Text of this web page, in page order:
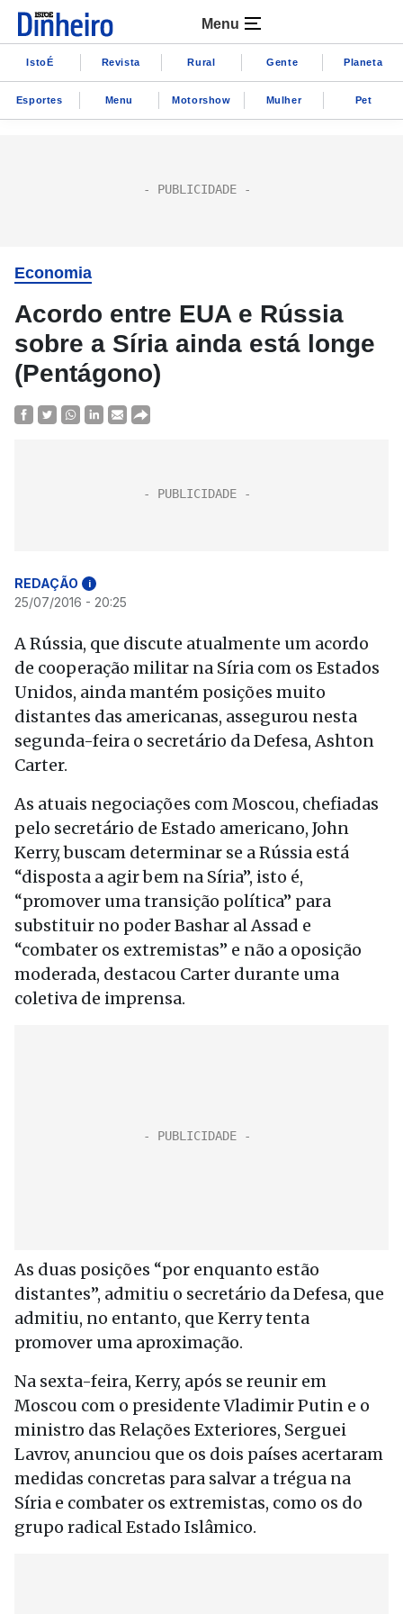
Menu
IstoÉ Revista Rural Gente Planeta
Esportes Menu Motorshow Mulher Pet
Economia
Acordo entre EUA e Rússia
sobre a Síria ainda está longe
(Pentágono)
REDAÇÃO i
25/07/2016 - 20:25
A Rússia, que discute atualmente um acordo
de cooperação militar na Síria com os Estados
Unidos, ainda mantém posições muito
distantes das americanas, assegurou nesta
segunda-feira o secretário da Defesa, Ashton
Carter.
As atuais negociações com Moscou, chefiadas
pelo secretário de Estado americano, John
Kerry, buscam determinar se a Rússia está
“disposta a agir bem na Síria”, isto é,
“promover uma transição política” para
substituir no poder Bashar al Assad e
“combater os extremistas” e não a oposição
moderada, destacou Carter durante uma
coletiva de imprensa.
As duas posições “por enquanto estão
distantes”, admitiu o secretário da Defesa, que
admitiu, no entanto, que Kerry tenta
promover uma aproximação.
Na sexta-feira, Kerry, após se reunir em
Moscou com o presidente Vladimir Putin e o
ministro das Relações Exteriores, Serguei
Lavrov, anunciou que os dois países acertaram
medidas concretas para salvar a trégua na
Síria e combater os extremistas, como os do
grupo radical Estado Islâmico.